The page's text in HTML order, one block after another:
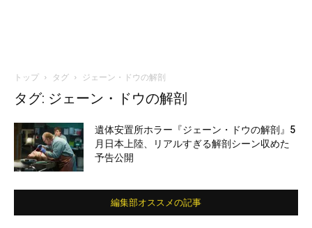
トップ タグ ジェーン・ドウの解剖
タグ: ジェーン・ドウの解剖
遺体安置所ホラー『ジェーン・ドウの解剖』5
月日本上陸、リアルすぎる解剖シーン収めた
予告公開
編集部オススメの記事